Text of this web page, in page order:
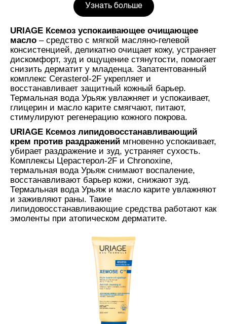
Узнать больше
URIAGE Ксемоз успокаивающее очищающее
масло – средство с мягкой масляно-гелевой
консистенцией, деликатно очищает кожу, устраняет
дискомфорт, зуд и ощущение стянутости, помогает
снизить дерматит у младенца. Запатентованный
комплекс Cerasterol-2F укрепляет и
восстанавливает защитный кожный барьер.
Термальная вода Урьяж увлажняет и успокаивает,
глицерин и масло карите смягчают, питают,
стимулируют регенерацию кожного покрова.
URIAGE Ксемоз липидовосстанавливающий
крем против раздражений мгновенно успокаивает,
убирает раздражение и зуд, устраняет сухость.
Комплексы Церастерол-2F и Chronoxine,
термальная вода Урьяж снимают воспаление,
восстанавливают барьер кожи, снижают зуд.
Термальная вода Урьяж и масло карите увлажняют
и заживляют раны. Такие
липидовосстанавливающие средства работают как
эмоленты при атопическом дерматите.